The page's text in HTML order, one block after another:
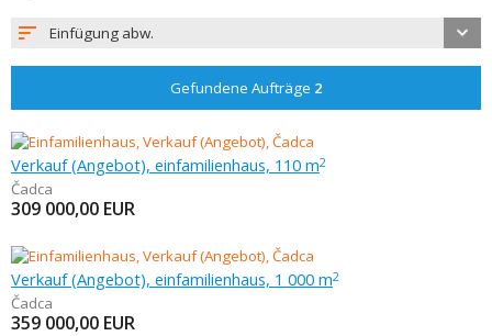
Einfügung abw.
Gefundene Aufträge 2
Verkauf (Angebot), einfamilienhaus, 110 m2
Čadca
309 000,00 EUR
Verkauf (Angebot), einfamilienhaus, 1 000 m2
Čadca
359 000,00 EUR